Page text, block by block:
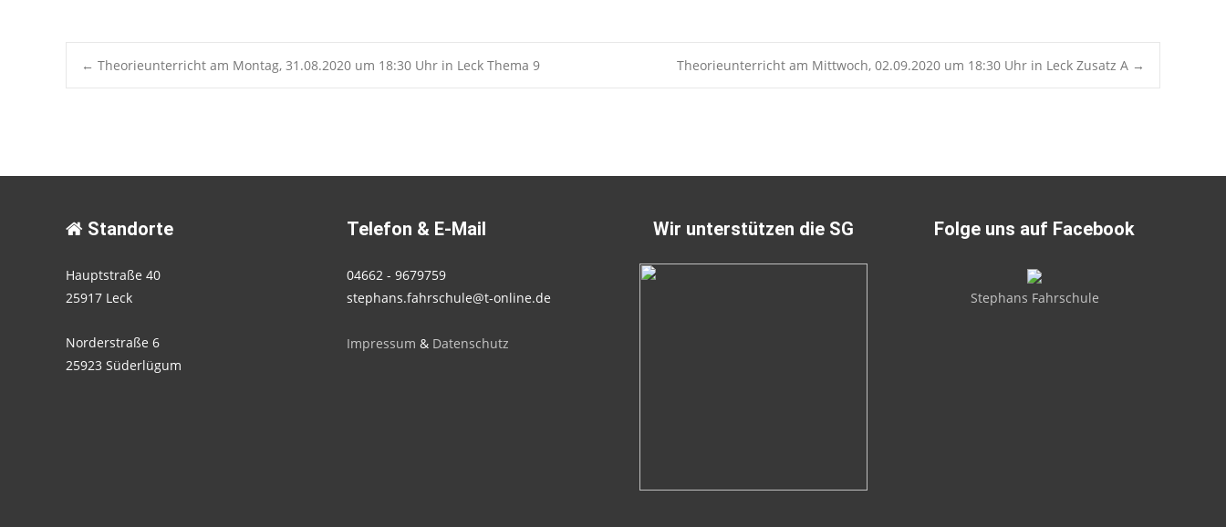
Post
← Theorieunterricht am Montag, 31.08.2020 um 18:30 Uhr in Leck Thema 9 Theorieunterricht am Mittwoch, 02.09.2020 um 18:30 Uhr in Leck Zusatz A →
Standorte
Hauptstraße 40
25917 Leck
Norderstraße 6
25923 Süderlügum
Telefon & E-Mail
04662 - 9679759
stephans.fahrschule@t-online.de
Impressum & Datenschutz
Wir unterstützen die SG Folge uns auf Facebook
Stephans Fahrschule